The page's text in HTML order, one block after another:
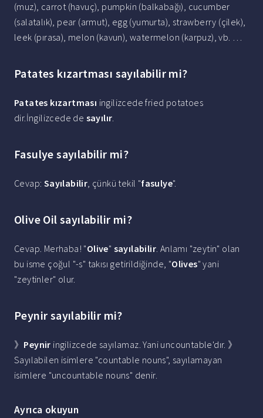
(muz), carrot (havuç), pumpkin (balkabağı), cucumber
(salatalık), pear (armut), egg (yumurta), strawberry (çilek),
leek (pırasa), melon (kavun), watermelon (karpuz), vb. …
Patates kızartması sayılabilir mi?
Patates kızartması ingilizcede fried potatoes
dir.İngilizcede de sayılır.
Fasulye sayılabilir mi?
Cevap: Sayılabilir, çünkü tekil "fasulye".
Olive Oil sayılabilir mi?
Cevap. Merhaba! "Olive" sayılabilir. Anlamı "zeytin" olan
bu isme çoğul "-s" takısı getirildiğinde, "Olives" yani
"zeytinler" olur.
Peynir sayılabilir mi?
》 Peynir ingilizcede sayılamaz. Yani uncountable'dır. 》
Sayılabilen isimlere "countable nouns", sayılamayan
isimlere "uncountable nouns" denir.
Ayrıca okuyun